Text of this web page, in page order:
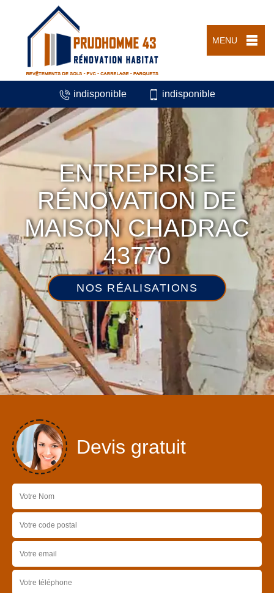
MENU
indisponible indisponible
ENTREPRISE
RÉNOVATION DE
MAISON CHADRAC
43770
NOS RÉALISATIONS
Devis gratuit